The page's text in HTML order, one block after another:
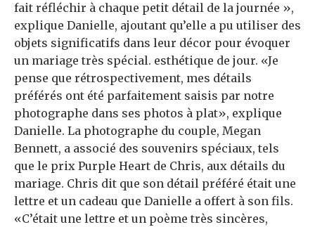
fait réfléchir à chaque petit détail de la journée »,
explique Danielle, ajoutant qu’elle a pu utiliser des
objets significatifs dans leur décor pour évoquer
un mariage très spécial. esthétique de jour. «Je
pense que rétrospectivement, mes détails
préférés ont été parfaitement saisis par notre
photographe dans ses photos à plat», explique
Danielle. La photographe du couple, Megan
Bennett, a associé des souvenirs spéciaux, tels
que le prix Purple Heart de Chris, aux détails du
mariage. Chris dit que son détail préféré était une
lettre et un cadeau que Danielle a offert à son fils.
«C’était une lettre et un poème très sincères,